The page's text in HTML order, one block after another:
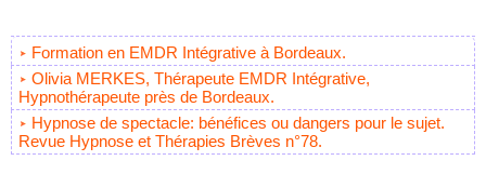
Formation en EMDR Intégrative à Bordeaux.
Olivia MERKES, Thérapeute EMDR Intégrative,
Hypnothérapeute près de Bordeaux.
Hypnose de spectacle: bénéfices ou dangers pour le sujet.
Revue Hypnose et Thérapies Brèves n°78.